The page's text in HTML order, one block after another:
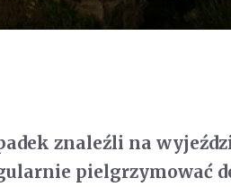
znaleźli na
pielgrzymować